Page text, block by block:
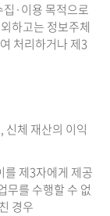
·이용 목적으로
하고는 정보주체
처리하거나 제3
신체 재산의 이익
를 제3자에게 제공
무를 수행할 수 없
경우